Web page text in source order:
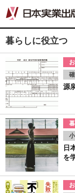
暮らしに役立つ
源
日
を